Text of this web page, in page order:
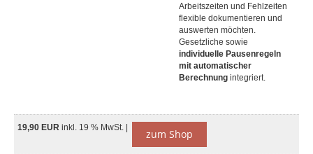
Arbeitszeiten und Fehlzeiten
flexible dokumentieren und
auswerten möchten.
Gesetzliche sowie
individuelle Pausenregeln
mit automatischer
Berechnung integriert.
19,90 EUR inkl. 19 % MwSt. | zum Shop